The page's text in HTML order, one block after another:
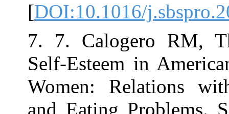
[DOI:10.1016/
7. 7.
Self-Esteem in
Women:
and Eating